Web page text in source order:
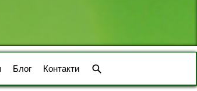
Блог Контакти